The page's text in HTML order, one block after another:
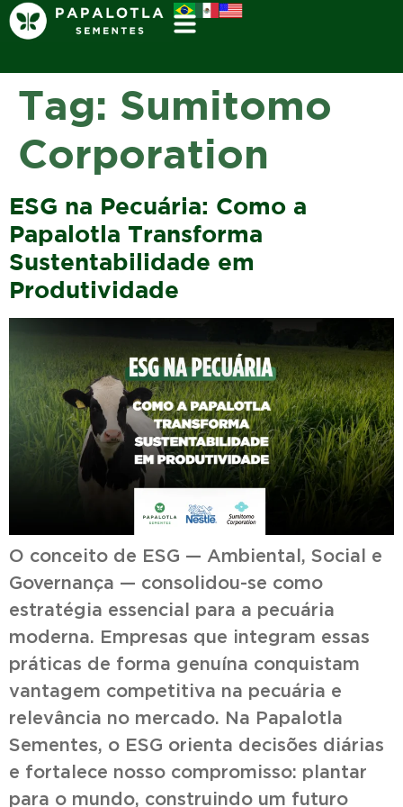
Tag: Sumitomo
Corporation
ESG na Pecuária: Como a
Papalotla Transforma
Sustentabilidade em
Produtividade
O conceito de ESG — Ambiental, Social e
Governança — consolidou-se como
estratégia essencial para a pecuária
moderna. Empresas que integram essas
práticas de forma genuína conquistam
vantagem competitiva na pecuária e
relevância no mercado. Na Papalotla
Sementes, o ESG orienta decisões diárias
e fortalece nosso compromisso: plantar
para o mundo, construindo um futuro